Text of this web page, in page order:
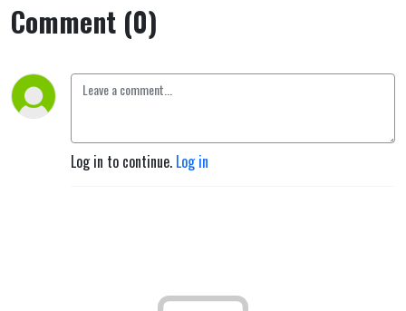
Comment (0)
Log in to continue. Log in